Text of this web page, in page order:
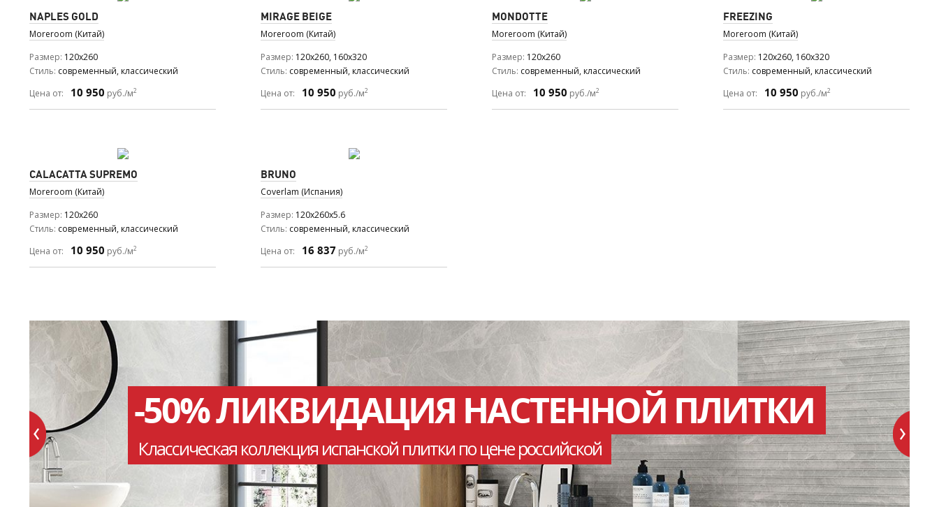
NAPLES GOLD
Moreroom (Китай)
Размер 120x260
Стиль современный, классический
Цена от:
10 950 руб./м2
MIRAGE BEIGE
Moreroom (Китай)
Размер 120x260, 160x320
Стиль современный, классический
Цена от:
10 950 руб./м2
MONDOTTE
Moreroom (Китай)
Размер 120x260
Стиль современный, классический
Цена от:
10 950 руб./м2
FREEZING
Moreroom (Китай)
Размер 120x260, 160x320
Стиль современный, классический
Цена от:
10 950 руб./м2
CALACATTA SUPREMO
Moreroom (Китай)
Размер 120x260
Стиль современный, классический
Цена от:
10 950 руб./м2
BRUNO
Coverlam (Испания)
Размер 120x260x5.6
Стиль современный, классический
Цена от:
16 837 руб./м2
-50% ЛИКВИДАЦИЯ НАСТЕННОЙ ПЛИТКИ
Классическая коллекция испанской плитки по цене российской